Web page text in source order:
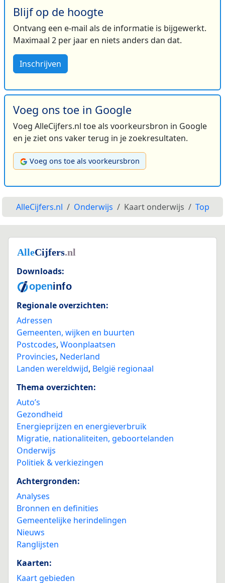
Blijf op de hoogte
Ontvang een e-mail als de informatie is bijgewerkt.
Maximaal 2 per jaar en niets anders dan dat.
Inschrijven
Voeg ons toe in Google
Voeg AlleCijfers.nl toe als voorkeursbron in Google
en je ziet ons vaker terug in je zoekresultaten.
Voeg ons toe als voorkeursbron
AlleCijfers.nl Onderwijs Kaart onderwijs Top
Downloads:
Regionale overzichten:
Adressen
Gemeenten, wijken en buurten
Postcodes, Woonplaatsen
Provincies, Nederland
Landen wereldwijd, België regionaal
Thema overzichten:
Auto’s
Gezondheid
Energieprijzen en energieverbruik
Migratie, nationaliteiten, geboortelanden
Onderwijs
Politiek & verkiezingen
Achtergronden:
Analyses
Bronnen en definities
Gemeentelijke herindelingen
Nieuws
Ranglijsten
Kaarten:
Kaart gebieden